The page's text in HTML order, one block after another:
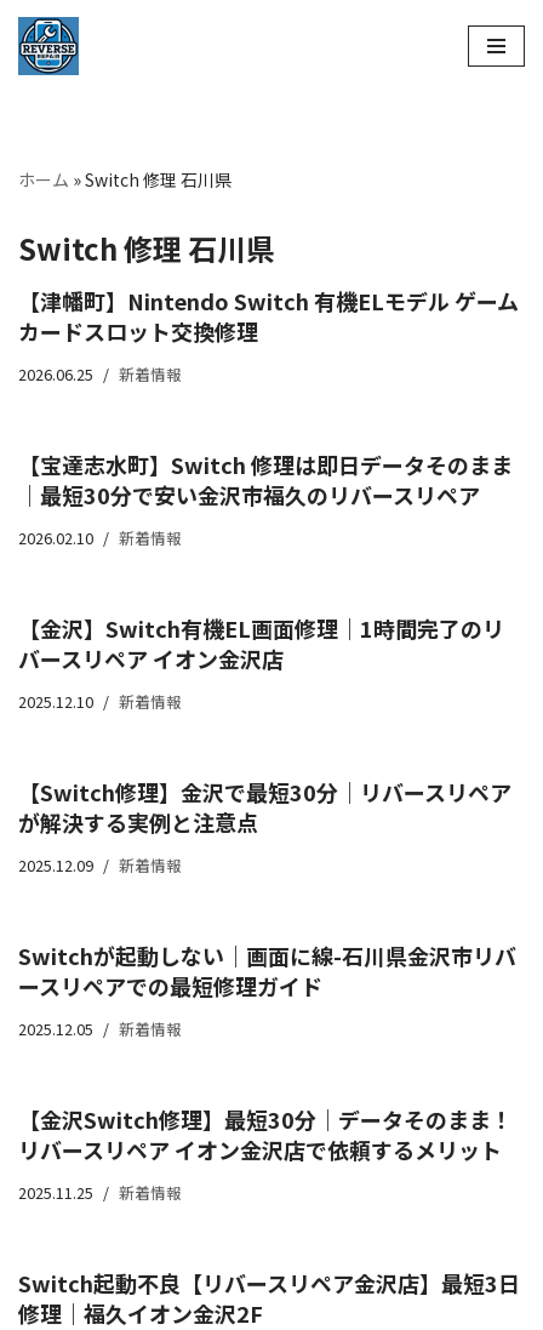
コ
ツ
ス
ッ
プ
ホーム »Switch 修理 石川県
Switch 修理 石川県
【津幡町】Nintendo Switch 有機ELモデル ゲーム
カードスロット交換修理
2026.06.25 新着情報
【宝達志水町】Switch 修理は即日データそのまま
｜最短30分で安い金沢市福久のリバースリペア
2026.02.10 新着情報
【金沢】Switch有機EL画面修理｜1時間完了のリ
バースリペア イオン金沢店
2025.12.10 新着情報
【Switch修理】金沢で最短30分｜リバースリペア
が解決する実例と注意点
2025.12.09 新着情報
Switchが起動しない｜画面に線-石川県金沢市リバ
ースリペアでの最短修理ガイド
2025.12.05 新着情報
【金沢Switch修理】最短30分｜データそのまま！
リバースリペア イオン金沢店で依頼するメリット
2025.11.25 新着情報
Switch起動不良【リバースリペア金沢店】最短3日
修理｜福久イオン金沢2F